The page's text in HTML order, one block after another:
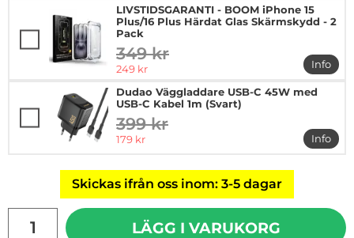
LIVSTIDSGARANTI - BOOM iPhone 15
Plus/16 Plus Härdat Glas Skärmskydd - 2
Pack
tidigare pris
349 kr
rea pris
249 kr
Info
mer
Dudao Väggladdare USB-C 45W med
USB-C Kabel 1m (Svart)
tidigare pris
399 kr
rea pris
179 kr
Info
mer
Skickas ifrån oss inom: 3-5 dagar
LÄGG I VARUKORG